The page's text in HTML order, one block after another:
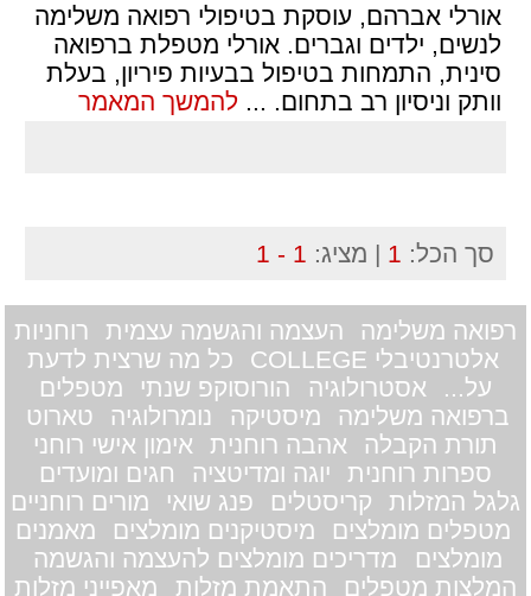
אורלי אברהם, עוסקת בטיפולי רפואה משלימה
לנשים, ילדים וגברים. אורלי מטפלת ברפואה
סינית, התמחות בטיפול בבעיות פיריון, בעלת
וותק וניסיון רב בתחום. ... להמשך המאמר
סך הכל: 1 | מציג: 1 - 1
רפואה משלימה העצמה והגשמה עצמית
רוחניות
אלטרנטיבלי COLLEGE
כל מה שרצית לדעת
על...
אסטרולוגיה הורוסוקפ שנתי
מטפלים
ברפואה משלימה
מיסטיקה נומרולוגיה
טארוט
תורת הקבלה
אהבה רוחנית
אימון אישי רוחני
ספרות רוחנית
יוגה ומדיטציה
חגים ומועדים
גלגל המזלות
קריסטלים פנג שואי
מורים רוחניים
מטפלים מומלצים
מיסטיקנים מומלצים
מאמנים
מומלצים
מדריכים מומלצים להעצמה והגשמה
המלצות מטפלים
התאמת מזלות מאפייני מזלות